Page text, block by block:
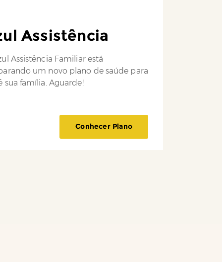
Assistência
Assistência Familiar está
um novo plano de saúde para
sua família. Aguarde!
Conhecer Plano